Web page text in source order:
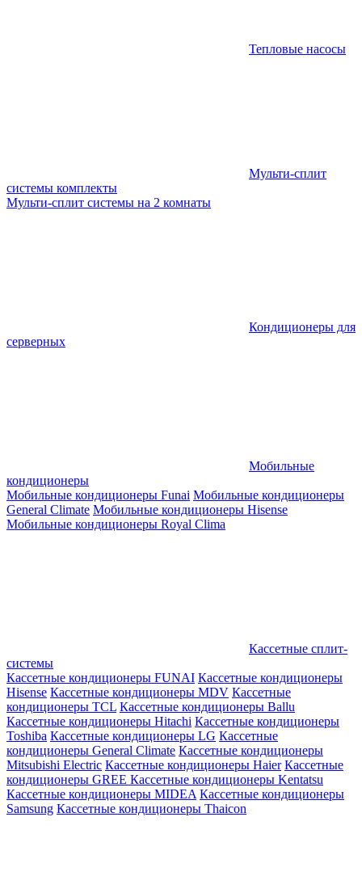
Тепловые насосы
Мульти-сплит
системы комплекты
Мульти-сплит системы на 2 комнаты
Кондиционеры для
серверных
Мобильные
кондиционеры
Мобильные кондиционеры Funai Мобильные кондиционеры
General Climate Мобильные кондиционеры Hisense
Мобильные кондиционеры Royal Clima
Кассетные сплит-
системы
Кассетные кондиционеры FUNAI Кассетные кондиционеры
Hisense Кассетные кондиционеры MDV Кассетные
кондиционеры TCL Кассетные кондиционеры Ballu
Кассетные кондиционеры Hitachi Кассетные кондиционеры
Toshiba Кассетные кондиционеры LG Кассетные
кондиционеры General Climate Кассетные кондиционеры
Mitsubishi Electric Кассетные кондиционеры Haier Кассетные
кондиционеры GREE Кассетные кондиционеры Kentatsu
Кассетные кондиционеры MIDEA Кассетные кондиционеры
Samsung Кассетные кондиционеры Thaicon